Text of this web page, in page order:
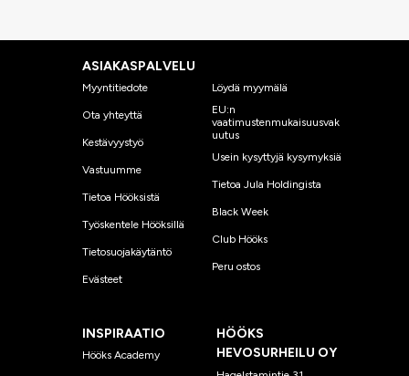
ASIAKASPALVELU
Myyntitiedote
Ota yhteyttä
Kestävyystyö
Vastuumme
Tietoa Hööksistä
Työskentele Hööksillä
Tietosuojakäytäntö
Evästeet
Löydä myymälä
EU:n
vaatimustenmukaisuusvak
uutus
Usein kysyttyjä kysymyksiä
Tietoa Jula Holdingista
Black Week
Club Hööks
Peru ostos
INSPIRAATIO
Hööks Academy
HÖÖKS
HEVOSURHEILU OY